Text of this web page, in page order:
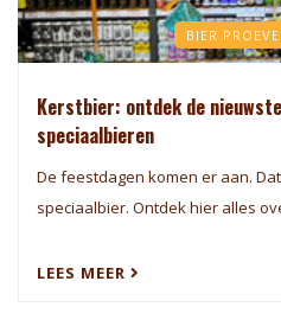
BIER
Kerstbier: ontdek de
speciaalbieren
De feestdagen komen er aan.
speciaalbier. Ontdek hier alles
LEES MEER